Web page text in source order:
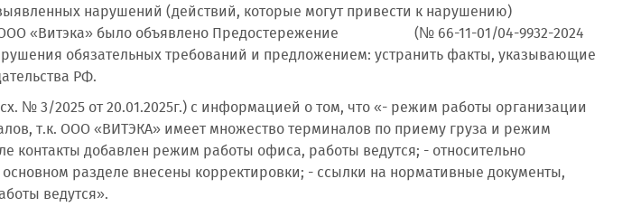
нарушений (действий, которые могут привести к нарушению)
ООО «Витэка» было объявлено Предостережение (№ 66-11-01/04-9932-2024
обязательных требований и предложением: устранить факты, указывающие
РФ.
№ 3/2025 от 20.01.2025г.) с информацией о том, что «- режим работы организации
т.к. ООО «ВИТЭКА» имеет множество терминалов по приему груза и режим
контакты добавлен режим работы офиса, работы ведутся; - относительно
основном разделе внесены корректировки; - ссылки на нормативные документы,
ведутся».